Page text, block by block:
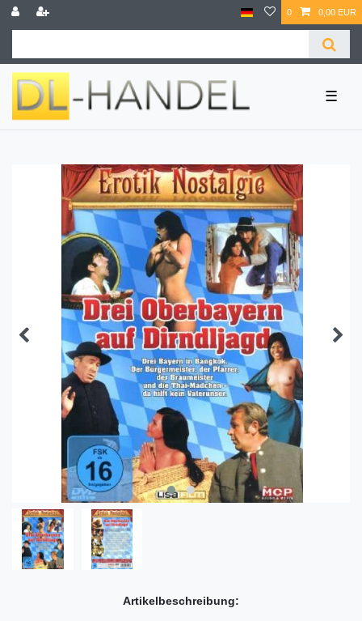
0 0,00 EUR
☰
Artikelbeschreibung: